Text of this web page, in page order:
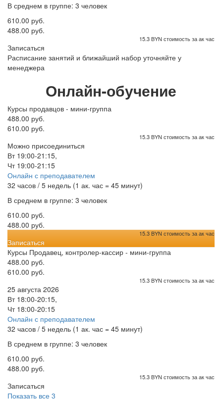
В среднем в группе: 3 человек
610.00 руб.
488.00 руб.
15.3 BYN стоимость за ак час
Записаться
Расписание занятий и ближайший набор уточняйте у
менеджера
Онлайн-обучение
Курсы продавцов - мини-группа
488.00 руб.
610.00 руб.
15.3 BYN стоимость за ак час
Можно присоединиться
Вт 19:00-21:15,
Чт 19:00-21:15
Онлайн с преподавателем
32 часов / 5 недель (1 ак. час = 45 минут)
В среднем в группе: 3 человек
610.00 руб.
488.00 руб.
15.3 BYN стоимость за ак час
Записаться
Курсы Продавец, контролер-кассир - мини-группа
488.00 руб.
610.00 руб.
15.3 BYN стоимость за ак час
25 августа 2026
Вт 18:00-20:15,
Чт 18:00-20:15
Онлайн с преподавателем
32 часов / 5 недель (1 ак. час = 45 минут)
В среднем в группе: 3 человек
610.00 руб.
488.00 руб.
15.3 BYN стоимость за ак час
Записаться
Показать все 3